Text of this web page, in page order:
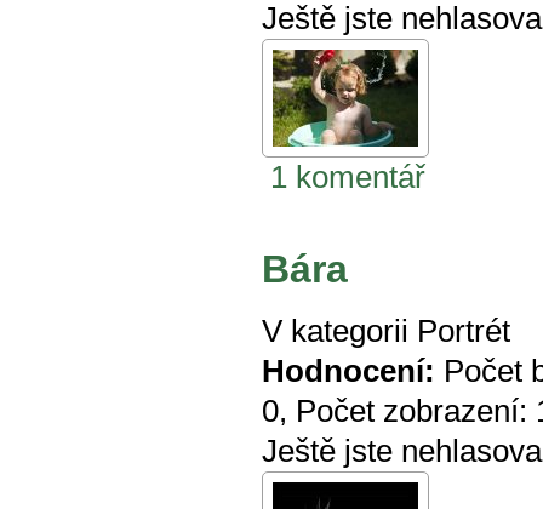
Ještě jste
1 komentář
Bára
V kategorii Portrét
Hodnocení: Počet
0, Počet zobrazení:
Ještě jste